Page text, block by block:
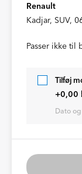
Renault
Kadjar, SUV,
Passer ikke
Tilføj
+0,00
Dato